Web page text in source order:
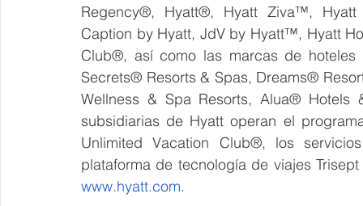
Regency®, Hyatt®, Hyatt Ziva™,
Caption by Hyatt, JdV by Hyatt™, Hyatt
Club®, así como las marcas de
Secrets® Resorts & Spas, Dreams®
Wellness & Spa Resorts, Alua®
subsidiarias de Hyatt operan el
Unlimited Vacation Club®, los
www.hyatt.com.